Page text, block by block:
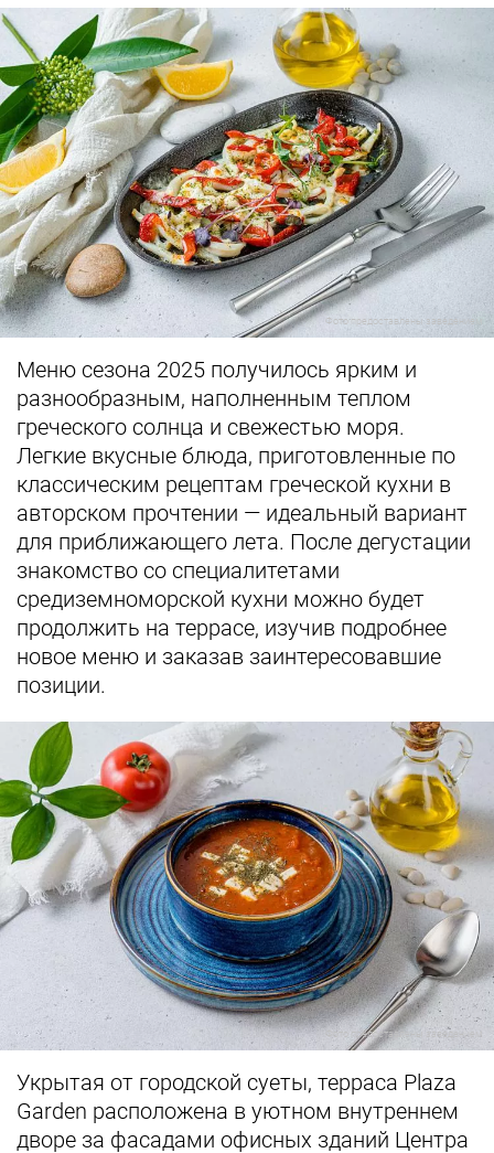
Фото предоставлены заведением
Меню сезона 2025 получилось ярким и
разнообразным, наполненным теплом
греческого солнца и свежестью моря.
Легкие вкусные блюда, приготовленные по
классическим рецептам греческой кухни в
авторском прочтении — идеальный вариант
для приближающего лета. После дегустации
знакомство со специалитетами
средиземноморской кухни можно будет
продолжить на террасе, изучив подробнее
новое меню и заказав заинтересовавшие
позиции.
Фото предоставлены заведением
Укрытая от городской суеты, терраса Plaza
Garden расположена в уютном внутреннем
дворе за фасадами офисных зданий Центра